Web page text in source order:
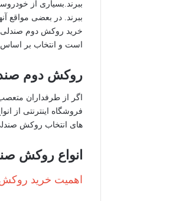
ببرند.بسیاری از
ببرند. در بعضی مواقع
خرید روکش دوم صندلی
است و انتخاب بر اساس
روکش دوم
اگر از طرفداران
فروشگاه اینترنتی از
های انتخاب روکش
انواع روکش
اهمیت خرید